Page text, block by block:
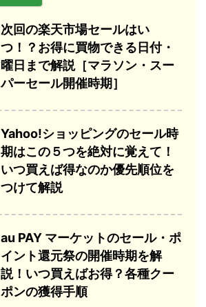
次回の楽天市場セールはい
つ！？お得に買物できる日付・
曜日まで解説［マラソン・スー
パーセール開催時期］
Yahoo!ショッピングのセール時
期はこの５つを絶対に覚えて！
いつ買えば得なのか優先順位を
つけて解説
au PAY マーケットのセール・ポ
イント還元祭の開催時期を解
説！いつ買えばお得？各種クー
ポンの獲得手順